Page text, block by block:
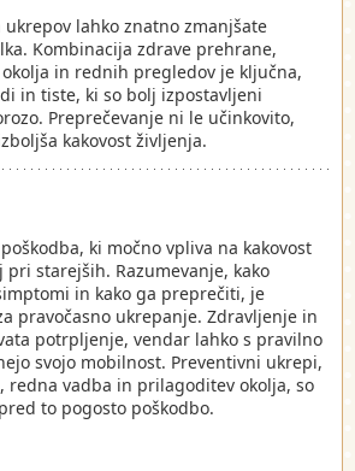
lahko znatno zmanjšate
Kombinacija zdrave prehrane,
in rednih pregledov je ključna,
in tiste, ki so bolj izpostavljeni
Preprečevanje ni le učinkovito,
kakovost življenja.
ki močno vpliva na kakovost
pri starejših. Razumevanje, kako
in kako ga preprečiti, je
pravočasno ukrepanje. Zdravljenje in
potrpljenje, vendar lahko s pravilno
svojo mobilnost. Preventivni ukrepi,
redna vadba in prilagoditev okolja, so
to pogosto poškodbo.